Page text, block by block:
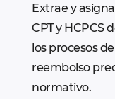
Extrae y
CPT y HCPCS
los procesos
reembolso
normativo.